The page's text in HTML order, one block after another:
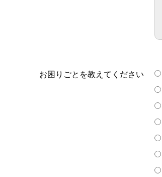
お困りごとを教えてください